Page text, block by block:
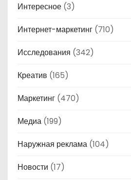
Интересное (3)
Интернет-маркетинг (710)
Исследования (342)
Креатив (165)
Маркетинг (470)
Медиа (199)
Наружная реклама (104)
Новости (17)